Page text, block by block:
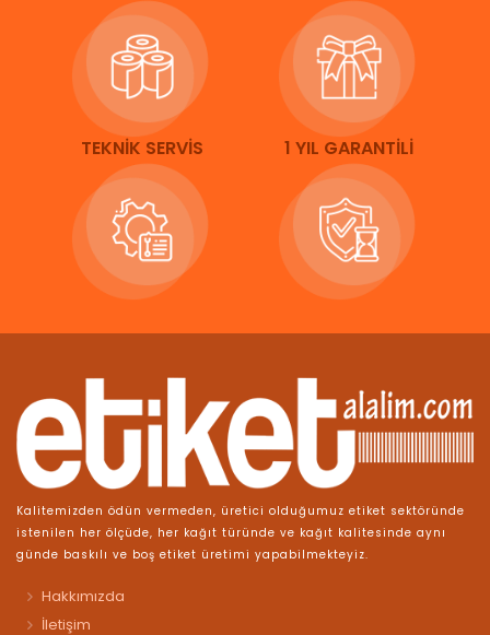
TEKNİK SERVİS 1 YIL GARANTİLİ
Kalitemizden ödün vermeden, üretici olduğumuz etiket sektöründe
istenilen her ölçüde, her kağıt türünde ve kağıt kalitesinde aynı
günde baskılı ve boş etiket üretimi yapabilmekteyiz.
Hakkımızda
İletişim